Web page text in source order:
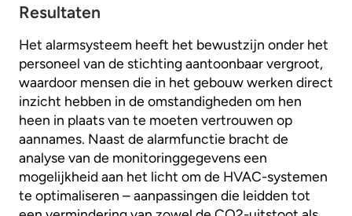
Resultaten
Het alarmsysteem heeft het bewustzijn onder het
personeel van de stichting aantoonbaar vergroot,
waardoor mensen die in het gebouw werken direct
inzicht hebben in de omstandigheden om hen
heen in plaats van te moeten vertrouwen op
aannames. Naast de alarmfunctie bracht de
analyse van de monitoringgegevens een
mogelijkheid aan het licht om de HVAC-systemen
te optimaliseren – aanpassingen die leidden tot